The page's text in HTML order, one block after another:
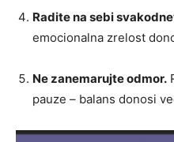
Radite na sebi
emocionalna zrelost
Ne zanemarujte odmor.
pauze – balans donosi